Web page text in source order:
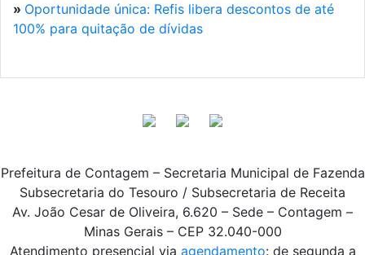
» Oportunidade única: Refis libera descontos de até
100% para quitação de dívidas
Prefeitura de Contagem – Secretaria Municipal de Fazenda
Subsecretaria do Tesouro / Subsecretaria de Receita
Av. João Cesar de Oliveira, 6.620 – Sede – Contagem –
Minas Gerais – CEP 32.040-000
Atendimento presencial via agendamento: de segunda a